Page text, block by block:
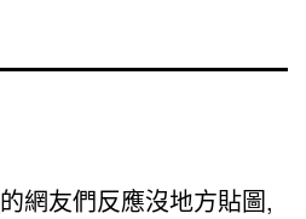
的網友們反應沒地方貼圖,